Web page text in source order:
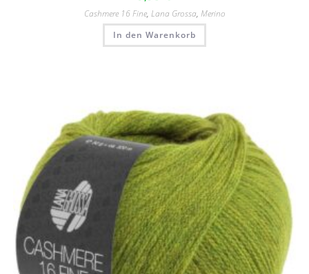
Cashmere 16 Fine, Lana Grossa, Merino
In den Warenkorb